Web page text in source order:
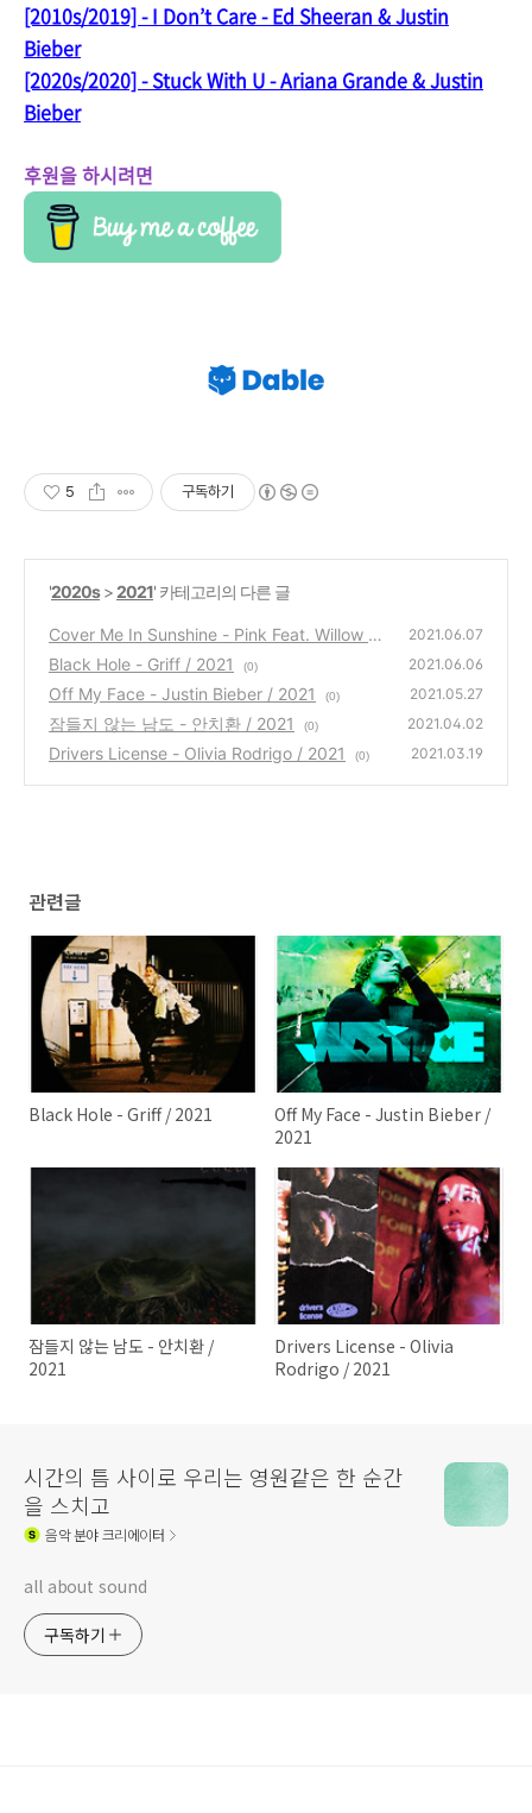
[2010s/2019] - I Don’t Care - Ed Sheeran & Justin
Bieber
[2020s/2020] - Stuck With U - Ariana Grande & Justin
Bieber
후원을 하시려면
5 구독하기
'2020s>2021' 카테고리의 다른 글
Cover Me In Sunshine - Pink Feat. Willow Sa
ge Hart / 2021
(0)
2021.06.07
Black Hole - Griff / 2021 (0) 2021.06.06
Off My Face - Justin Bieber / 2021 (0) 2021.05.27
잠들지 않는 남도 - 안치환 / 2021 (0) 2021.04.02
Drivers License - Olivia Rodrigo / 2021 (0) 2021.03.19
관련글
Black Hole - Griff / 2021
Off My Face - Justin Bieber /
2021
잠들지 않는 남도 - 안치환 /
2021
Drivers License - Olivia
Rodrigo / 2021
시간의 틈 사이로 우리는 영원같은 한 순간
을 스치고
음악분야 크리에이터
all about sound
구독하기